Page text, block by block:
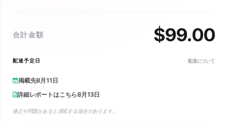
合計金額 $99.00
配達予定日 配達について
掲載先8月11日
詳細レポートはこちら8月13日
修正や問題があると遅延する場合があります。